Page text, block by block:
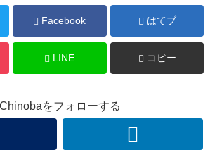
Facebook はてブ
LINE コピー
Chinobaをフォローする